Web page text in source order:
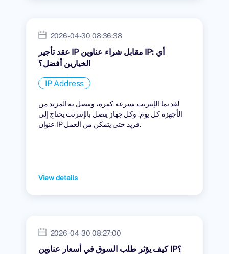
2026-04-30 08:36:38
عقد تأجير IP مقابل شراء عناوين IP: أي
الخيارين أفضل؟
IP Address
لقد نما الإنترنت بسرعة كبيرة، ويتصل به المزيد من
الأجهزة كل يوم. وكل جهاز يتصل بالإنترنت يحتاج إلى
عنوان IP فريد حتى يتمكن من العمل.
View details
2026-04-30 08:27:00
كيف يؤثر طلب السوق في أسعار عناوين IP؟